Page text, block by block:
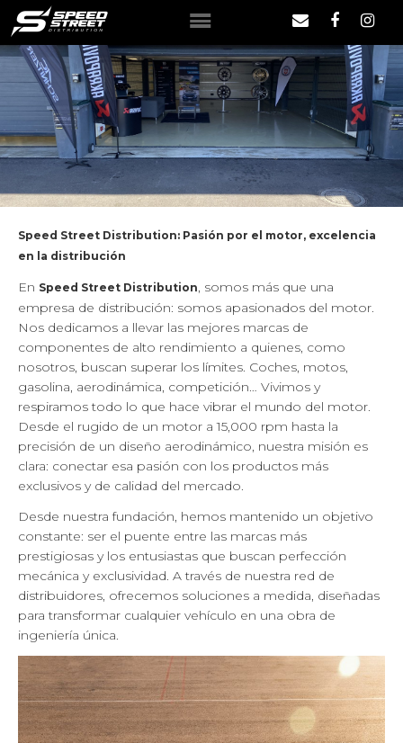
INICIO
QUIÉNES SOMOS
MARCAS
CONTACTO
Speed Street Distribution: Pasión por el motor, excelencia
en la distribución
En Speed Street Distribution, somos más que una
empresa de distribución: somos apasionados del motor.
Nos dedicamos a llevar las mejores marcas de
componentes de alto rendimiento a quienes, como
nosotros, buscan superar los límites. Coches, motos,
gasolina, aerodinámica, competición… Vivimos y
respiramos todo lo que hace vibrar el mundo del motor.
Desde el rugido de un motor a 15,000 rpm hasta la
precisión de un diseño aerodinámico, nuestra misión es
clara: conectar esa pasión con los productos más
exclusivos y de calidad del mercado.
Desde nuestra fundación, hemos mantenido un objetivo
constante: ser el puente entre las marcas más
prestigiosas y los entusiastas que buscan perfección
mecánica y exclusividad. A través de nuestra red de
distribuidores, ofrecemos soluciones a medida, diseñadas
para transformar cualquier vehículo en una obra de
ingeniería única.